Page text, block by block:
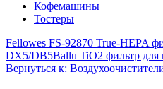
Кофемашины
Тостеры
Fellowes FS-92870 True-HEPA
DX5/DB5Ballu TiO2 фильтр для
Вернуться к: